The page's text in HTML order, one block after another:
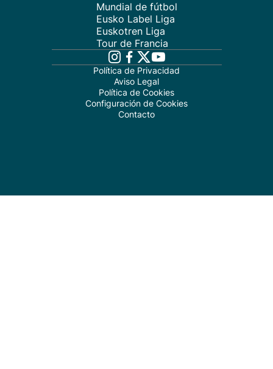
Mundial de fútbol
Eusko Label Liga
Euskotren Liga
Tour de Francia
Política de Privacidad
Aviso Legal
Política de Cookies
Configuración de Cookies
Contacto